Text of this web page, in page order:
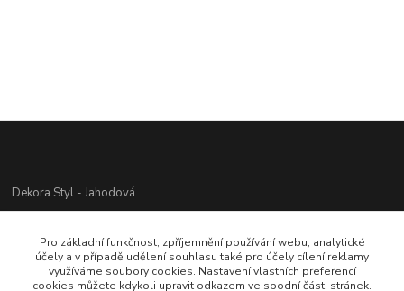
Dekora Styl - Jahodová
721312944
Pro základní funkčnost, zpříjemnění používání webu, analytické
účely a v případě udělení souhlasu také pro účely cílení reklamy
využíváme soubory cookies. Nastavení vlastních preferencí
cookies můžete kdykoli upravit odkazem ve spodní části stránek.